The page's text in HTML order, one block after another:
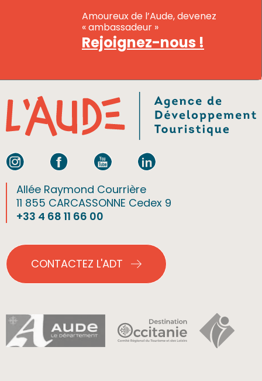
Amoureux de l’Aude, devenez
« ambassadeur »
Rejoignez-nous !
Allée Raymond Courrière
11 855 CARCASSONNE Cedex 9
+33 4 68 11 66 00
CONTACTEZ L'ADT